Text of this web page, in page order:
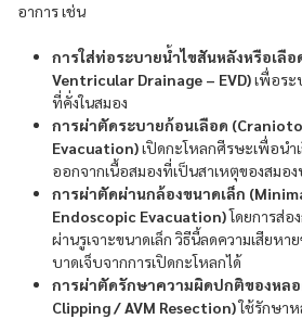
อาการ เช่น
การใส่ท่อระบายน้ำไขสันหลังหรือเลื
Ventricular Drainage – EVD)เพื่อระ
ที่คั่งในสมอง
การผ่าตัดระบายก้อนเลือด
Evacuation)เปิดกะโหลกศีรษะเพื่อน
ออกจากเนื้อสมองที่เป็นสาเหตุของสมอง
การผ่าตัดผ่านกล้องขนาดเล็ก
Endoscopic Evacuation)โดยการส่อ
ผ่านรูเจาะขนาดเล็ก วิธีนี้ลดความเสียหา
บาดเจ็บจากการเปิดกะโหลกได้
การผ่าตัดรักษาความผิดปกติของหลอ
Clipping / AVM Resection)ใช้รักษาห